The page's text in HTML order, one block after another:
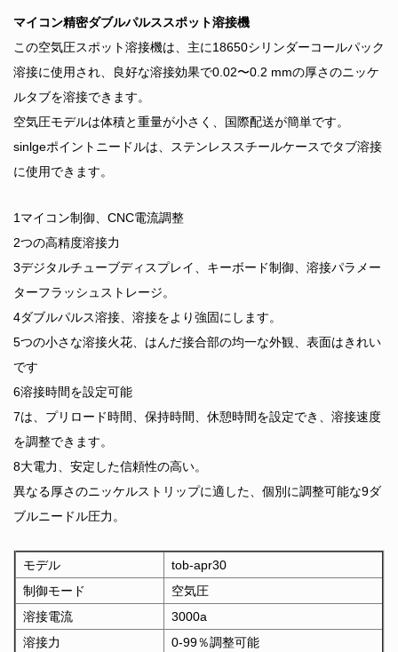
マイコン精密ダブルパルススポット溶接機
この空気圧スポット溶接機は、主に18650シリンダーコールパック
溶接に使用され、良好な溶接効果で0.02〜0.2 mmの厚さのニッケ
ルタブを溶接できます。
空気圧モデルは体積と重量が小さく、国際配送が簡単です。
sinlgeポイントニードルは、ステンレススチールケースでタブ溶接
に使用できます。
1マイコン制御、CNC電流調整
2つの高精度溶接力
3デジタルチューブディスプレイ、キーボード制御、溶接パラメー
ターフラッシュストレージ。
4ダブルパルス溶接、溶接をより強固にします。
5つの小さな溶接火花、はんだ接合部の均一な外観、表面はきれい
です
6溶接時間を設定可能
7は、プリロード時間、保持時間、休憩時間を設定でき、溶接速度
を調整できます。
8大電力、安定した信頼性の高い。
異なる厚さのニッケルストリップに適した、個別に調整可能な9ダ
ブルニードル圧力。
モデル
tob-apr30
制御モード
空気圧
溶接電流
3000a
溶接力
0-99％調整可能